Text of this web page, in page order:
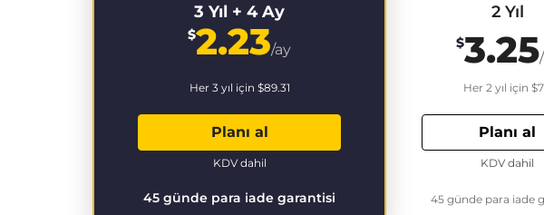
3 Yıl + 4 Ay
$2.23/ay
Her 3 yıl için $89.31
Planı al
45 günde para iade garantisi
KDV dahil
2 Yıl
$3.25
Her 2 yıl için
Planı al
45 günde para iade
KDV dahil